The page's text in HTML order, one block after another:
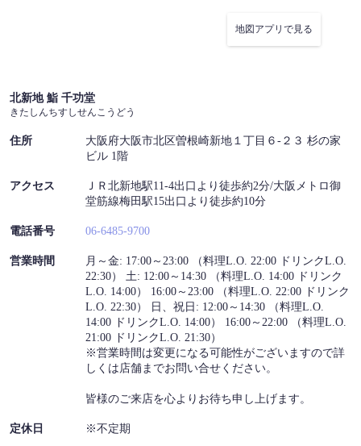
地図アプリで見る
北新地 鮨 千功堂
きたしんちすしせんこうどう
住所
大阪府大阪市北区曽根崎新地１丁目６-２３ 杉の家
ビル 1階
アクセス
ＪＲ北新地駅11-4出口より徒歩約2分/大阪メトロ御
堂筋線梅田駅15出口より徒歩約10分
電話番号 06-6485-9700
営業時間
月～金: 17:00～23:00 （料理L.O. 22:00 ドリンクL.O.
22:30） 土: 12:00～14:30 （料理L.O. 14:00 ドリンク
L.O. 14:00） 16:00～23:00 （料理L.O. 22:00 ドリンク
L.O. 22:30） 日、祝日: 12:00～14:30 （料理L.O.
14:00 ドリンクL.O. 14:00） 16:00～22:00 （料理L.O.
21:00 ドリンクL.O. 21:30）
※営業時間は変更になる可能性がございますので詳
しくは店舗までお問い合せください。
皆様のご来店を心よりお待ち申し上げます。
定休日 ※不定期
この店舗情報をシェアする
アクセス | 北新地 鮨 千功堂
https://senkoudou.owst.jp/map
お店情報をコピー
閉じる